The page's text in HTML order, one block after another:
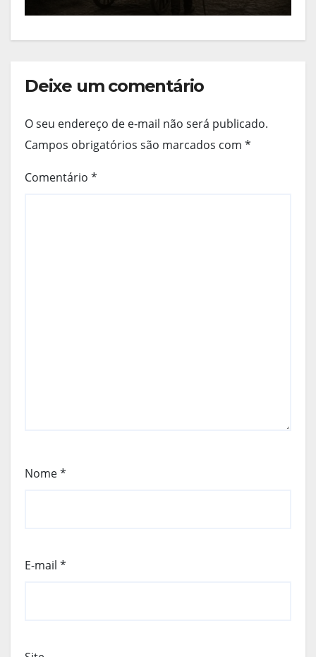
Deixe um comentário
O seu endereço de e-mail não será publicado.
Campos obrigatórios são marcados com *
Comentário *
Nome*
E-mail *